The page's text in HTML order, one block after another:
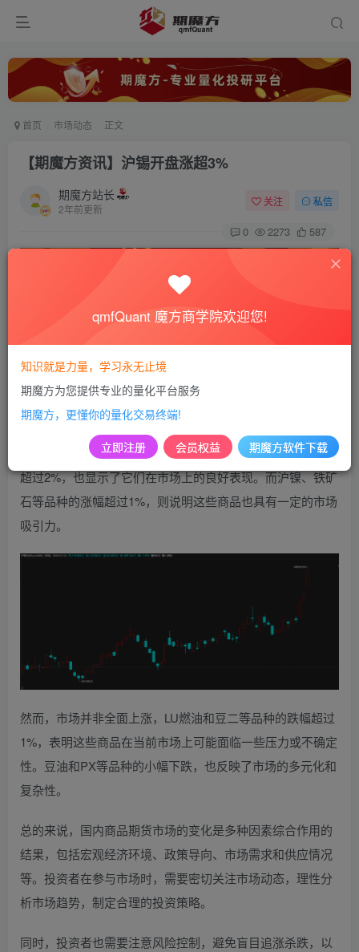
首页 市场动态 正文
【期魔方资讯】沪锡开盘涨超3%
期魔方站长
2年前更新
关注 私信
0 2273 587
从每经AI快讯提供的信息来看，国内商品期货早盘开盘表现
经济环境的复杂性和多变性，同时也显示了投资者对于不同
商品期货品种的信心和预期。
这些商品在当前市场上的强劲需求。玻璃和焦煤等品种涨幅
超过2%，也显示了它们在市场上的良好表现。而沪镍、铁矿
石等品种的涨幅超过1%，则说明这些商品也具有一定的市场
吸引力。
然而，市场并非全面上涨，LU燃油和豆二等品种的跌幅超过
1%，表明这些商品在当前市场上可能面临一些压力或不确定
性。豆油和PX等品种的小幅下跌，也反映了市场的多元化和
复杂性。
总的来说，国内商品期货市场的变化是多种因素综合作用的
结果，包括宏观经济环境、政策导向、市场需求和供应情况
等。投资者在参与市场时，需要密切关注市场动态，理性分
析市场趋势，制定合理的投资策略。
同时，投资者也需要注意风险控制，避免盲目追涨杀跌，以
qmfQuant 魔方商学院欢迎您!
知识就是力量，学习永无止境
期魔方为您提供专业的量化平台服务
期魔方，更懂你的量化交易终端!
立即注册 会员权益 期魔方软件下载